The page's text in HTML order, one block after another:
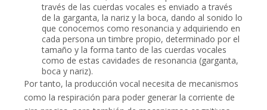
través de las cuerdas vocales es enviado a través
de la garganta, la nariz y la boca, dando al sonido lo
que conocemos como resonancia y adquiriendo en
cada persona un timbre propio, determinado por el
tamaño y la forma tanto de las cuerdas vocales
como de estas cavidades de resonancia (garganta,
boca y nariz).
Por tanto, la producción vocal necesita de mecanismos
como la respiración para poder generar la corriente de